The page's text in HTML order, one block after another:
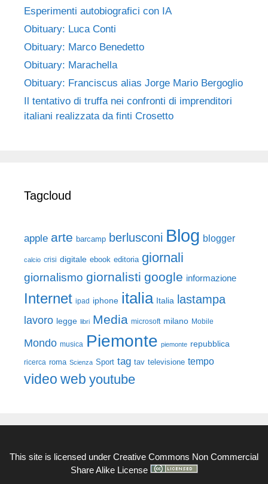
Esperimenti autobiografici con IA
Obituary: Luca Conti
Obituary: Marco Benedetto
Obituary: Marachella
Obituary: Franciscus alias Jorge Mario Bergoglio
Il tentativo di truffa nei confronti di imprenditori
italiani realizzata da finti Crosetto
Tagcloud
apple arte barcamp berlusconi Blog blogger
calcio crisi digitale ebook editoria giornali
giornalismo giornalisti google informazione
Internet ipad iphone italia Italia lastampa
lavoro legge libri Media microsoft milano Mobile
Mondo musica Piemonte piemonte repubblica
ricerca roma Scienza Sport tag tav televisione tempo
video web youtube
This site is licensed under Creative Commons Non Commercial
Share Alike License